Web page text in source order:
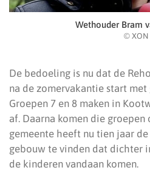
Wethouder Bram
© XON
De bedoeling is nu dat de
na de zomervakantie start
Groepen 7 en 8 maken in
af. Daarna komen die groepen
gemeente heeft nu tien jaar
gebouw te vinden dat dichter
de kinderen vandaan komen.